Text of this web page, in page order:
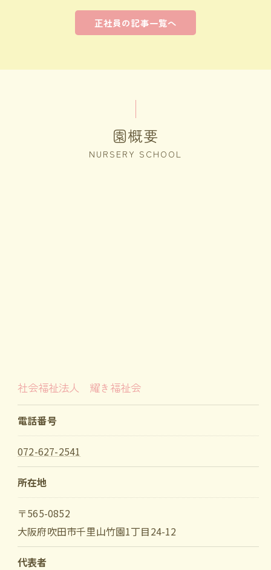
正社員の記事一覧へ
園概要
NURSERY SCHOOL
社会福祉法人 耀き福祉会
電話番号
072-627-2541
所在地
〒565-0852
大阪府吹田市千里山竹園1丁目24-12
代表者